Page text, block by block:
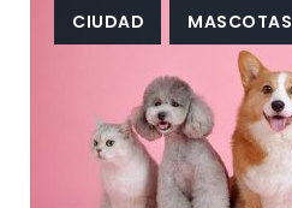
CIUDAD MASCOTAS